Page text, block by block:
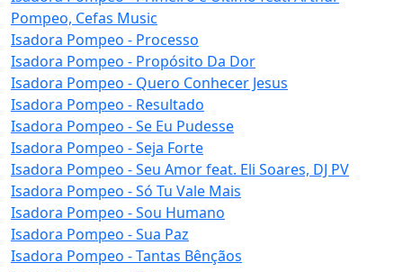
Pompeo, Cefas Music
Isadora Pompeo - Processo
Isadora Pompeo - Propósito Da Dor
Isadora Pompeo - Quero Conhecer Jesus
Isadora Pompeo - Resultado
Isadora Pompeo - Se Eu Pudesse
Isadora Pompeo - Seja Forte
Isadora Pompeo - Seu Amor feat. Eli Soares, DJ PV
Isadora Pompeo - Só Tu Vale Mais
Isadora Pompeo - Sou Humano
Isadora Pompeo - Sua Paz
Isadora Pompeo - Tantas Bênçãos